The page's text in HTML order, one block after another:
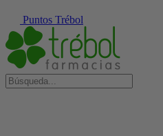
Puntos Trébol